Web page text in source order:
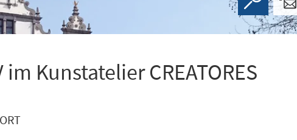
im Kunstatelier CREATORES